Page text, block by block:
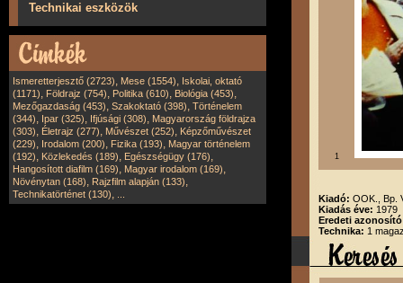
Technikai eszközök
Ismeretterjesztő (2723), Mese (1554), Iskolai, oktató
(1171), Földrajz (754), Politika (610), Biológia (453),
Mezőgazdaság (453), Szakoktató (398), Történelem
(344), Ipar (325), Ifjúsági (308), Magyarország földrajza
(303), Életrajz (277), Művészet (252), Képzőművészet
(229), Irodalom (200), Fizika (193), Magyar történelem
(192), Közlekedés (189), Egészségügy (176),
Hangosított diafilm (169), Magyar irodalom (169),
Növénytan (168), Rajzfilm alapján (133),
Technikatörténet (130),
1
Kiadó: OOK., Bp.
Kiadás éve: 1979
Eredeti
Technika: 1